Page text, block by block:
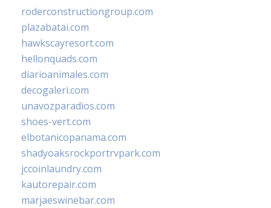
roderconstructiongroup.com
plazabatai.com
hawkscayresort.com
hellonquads.com
diarioanimales.com
decogaleri.com
unavozparadios.com
shoes-vert.com
elbotanicopanama.com
shadyoaksrockportrvpark.com
jccoinlaundry.com
kautorepair.com
marjaeswinebar.com